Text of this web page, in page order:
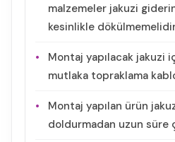
malzemeler jakuzi
kesinlikle
Montaj yapılacak jakuzi
mutlaka topraklama
Montaj yapılan ürün
doldurmadan uzun süre